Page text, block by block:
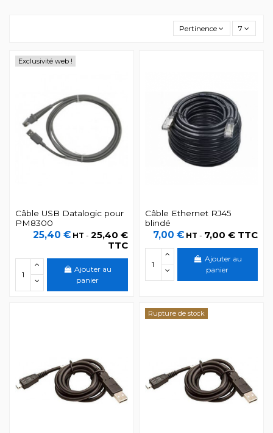
Pertinence 7
Exclusivité web !
Câble USB Datalogic pour
PM8300
25,40 € HT -25,40 €
TTC
Ajouter au
panier
Câble Ethernet RJ45
blindé
7,00 € HT - 7,00 € TTC
Ajouter au
panier
Rupture de stock